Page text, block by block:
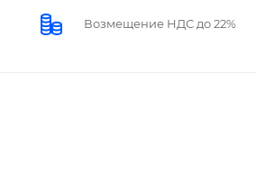
Возмещение НДС до 22%